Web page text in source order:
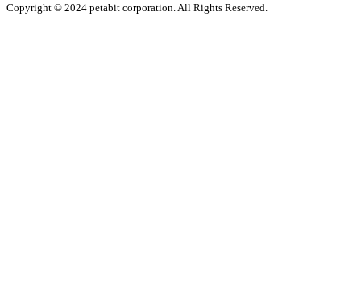
Copyright © 2024 petabit corporation. All Rights Reserved.